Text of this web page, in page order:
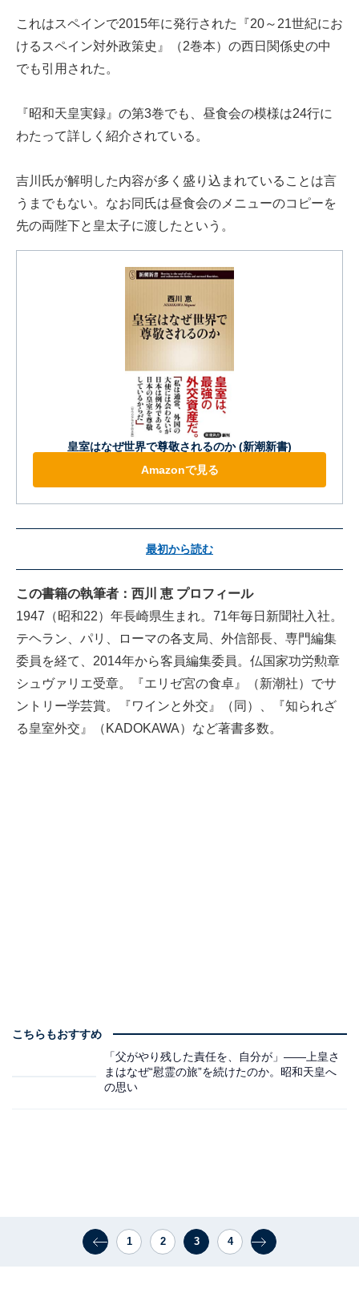
これはスペインで2015年に発行された『20～21世紀にお
けるスペイン対外政策史』（2巻本）の西日関係史の中
でも引用された。
『昭和天皇実録』の第3巻でも、昼食会の模様は24行に
わたって詳しく紹介されている。
吉川氏が解明した内容が多く盛り込まれていることは言
うまでもない。なお同氏は昼食会のメニューのコピーを
先の両陛下と皇太子に渡したという。
皇室はなぜ世界で尊敬されるのか (新潮新書)
Amazonで見る
最初から読む
この書籍の執筆者：西川 恵 プロフィール
1947（昭和22）年長崎県生まれ。71年毎日新聞社入社。
テヘラン、パリ、ローマの各支局、外信部長、専門編集
委員を経て、2014年から客員編集委員。仏国家功労勲章
シュヴァリエ受章。『エリゼ宮の食卓』（新潮社）でサ
ントリー学芸賞。『ワインと外交』（同）、『知られざ
る皇室外交』（KADOKAWA）など著書多数。
こちらもおすすめ
「父がやり残した責任を、自分が」——上皇さ
まはなぜ“慰霊の旅”を続けたのか。昭和天皇へ
の思い
1 2 3 4